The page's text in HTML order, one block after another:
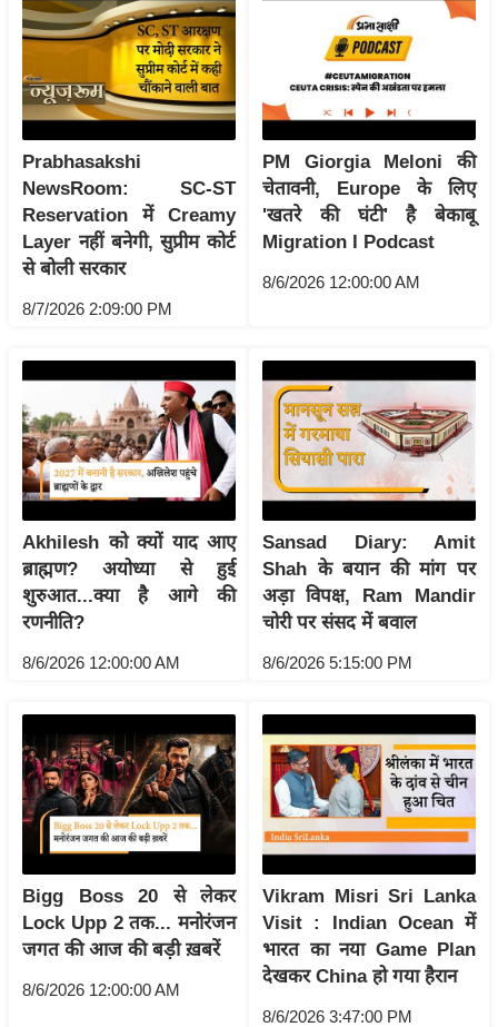
प
र्य
ट
न
ल
फि
ट
ने
स
मं
रि
ले
श
न
शि
प
रा
ज
नी
वि
ण
स
म
सा
म
यि
क
Prabhasakshi
NewsRoom: SC-ST
Reservation में Creamy
Layer नहीं बनेगी, सुप्रीम कोर्ट
से बोली सरकार
8/7/2026 2:09:00 PM
PM Giorgia Meloni की
चेतावनी, Europe के लिए
'खतरे की घंटी' है बेकाबू
Migration I Podcast
8/6/2026 12:00:00 AM
Akhilesh को क्यों याद आए
ब्राह्मण? अयोध्या से हुई
शुरुआत...क्या है आगे की
रणनीति?
8/6/2026 12:00:00 AM
Sansad Diary: Amit
Shah के बयान की मांग पर
अड़ा विपक्ष, Ram Mandir
चोरी पर संसद में बवाल
8/6/2026 5:15:00 PM
Bigg Boss 20 से लेकर
Lock Upp 2 तक... मनोरंजन
जगत की आज की बड़ी ख़बरें
8/6/2026 12:00:00 AM
Vikram Misri Sri Lanka
Visit : Indian Ocean में
भारत का नया Game Plan
देखकर China हो गया हैरान
8/6/2026 3:47:00 PM